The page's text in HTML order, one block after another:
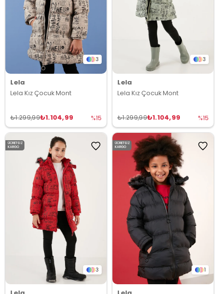
3
Lela
Lela Kız Çocuk Mont
₺1.104,99
₺1.299,99 %15
3
Lela
Lela Kız Çocuk Mont
₺1.104,99
₺1.299,99 %15
3
ÜCRETSIZ
KARGO
1
ÜCRETSIZ
KARGO